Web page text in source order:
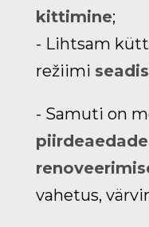
kittimine;
- Lihtsam
režiimi
- Samuti on
vahetus,